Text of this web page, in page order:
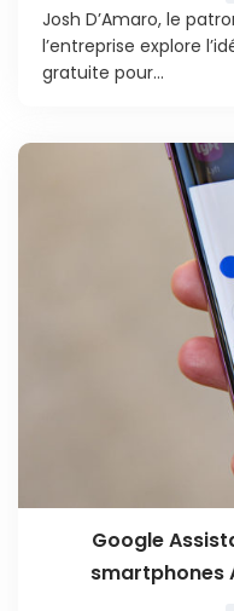
Josh D’Amaro, le
l’entreprise explore
gratuite pour...
Google
smartphones